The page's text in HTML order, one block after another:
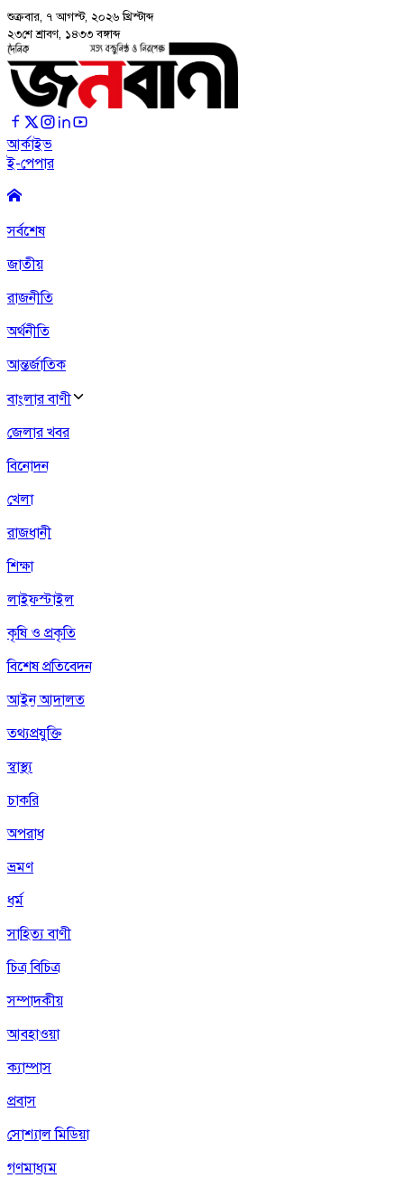
শুক্রবার, ৭ আগস্ট, ২০২৬ খ্রিস্টাব্দ
২৩শে শ্রাবণ, ১৪৩৩ বঙ্গাব্দ
আর্কাইভ
ই-পেপার
সর্বশেষ
জাতীয়
রাজনীতি
অর্থনীতি
আন্তর্জাতিক
বাংলার বাণী
জেলার খবর
বিনোদন
খেলা
রাজধানী
শিক্ষা
লাইফস্টাইল
কৃষি ও প্রকৃতি
বিশেষ প্রতিবেদন
আইন আদালত
তথ্যপ্রযুক্তি
স্বাস্থ্য
চাকরি
অপরাধ
ভ্রমণ
ধর্ম
সাহিত্য বাণী
চিত্র বিচিত্র
সম্পাদকীয়
আবহাওয়া
ক্যাম্পাস
প্রবাস
সোশ্যাল মিডিয়া
গণমাধ্যম